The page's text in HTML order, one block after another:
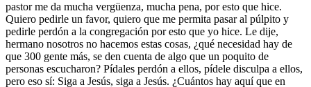
pastor me da mucha vergüenza, mucha pena, por esto que hice.
Quiero pedirle un favor, quiero que me permita pasar al púlpito y
pedirle perdón a la congregación por esto que yo hice. Le dije,
hermano nosotros no hacemos estas cosas, ¿qué necesidad hay de
que 300 gente más, se den cuenta de algo que un poquito de
personas escucharon? Pídales perdón a ellos, pídele disculpa a ellos,
pero eso sí: Siga a Jesús, siga a Jesús. ¿Cuántos hay aquí que en